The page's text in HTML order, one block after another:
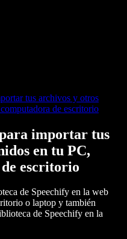
tus archivos y otros
de escritorio
importar tus
en tu PC,
escritorio
de Speechify en la web
o laptop y también
de Speechify en la